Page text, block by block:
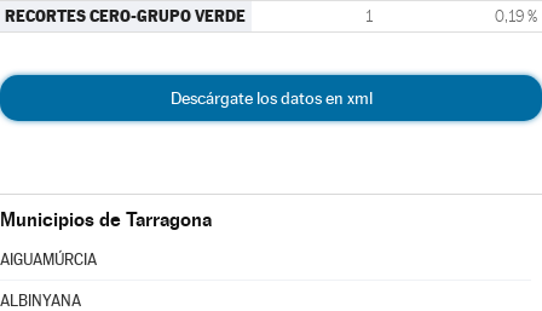
RECORTES CERO-GRUPO VERDE 1 0,19 %
Descárgate los datos en xml
Municipios de Tarragona
AIGUAMÚRCIA
ALBINYANA